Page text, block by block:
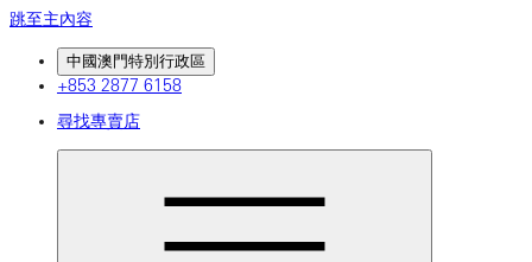
跳至主內容
中國澳門特別行政區
+853 2877 6158
尋找專賣店